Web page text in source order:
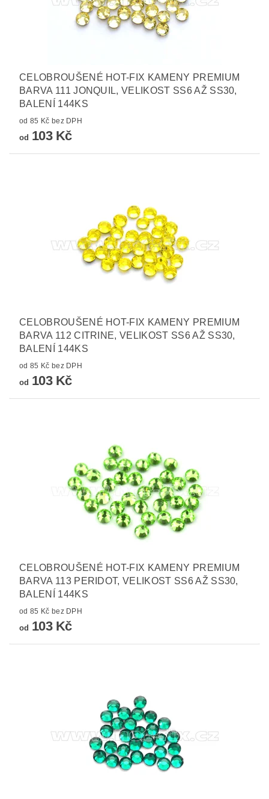
CELOBROUŠENÉ HOT-FIX KAMENY PREMIUM
BARVA 111 JONQUIL, VELIKOST SS6 AŽ SS30,
BALENÍ 144KS
od 85 Kč bez DPH
od 103 Kč
CELOBROUŠENÉ HOT-FIX KAMENY PREMIUM
BARVA 112 CITRINE, VELIKOST SS6 AŽ SS30,
BALENÍ 144KS
od 85 Kč bez DPH
od 103 Kč
CELOBROUŠENÉ HOT-FIX KAMENY PREMIUM
BARVA 113 PERIDOT, VELIKOST SS6 AŽ SS30,
BALENÍ 144KS
od 85 Kč bez DPH
od 103 Kč